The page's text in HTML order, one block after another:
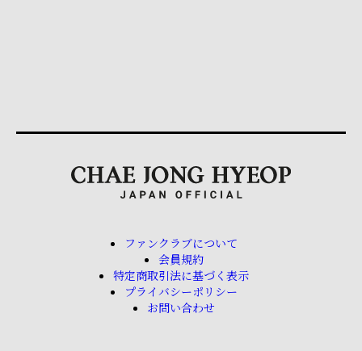
ファンクラブについて
会員規約
特定商取引法に基づく表示
プライバシーポリシー
お問い合わせ